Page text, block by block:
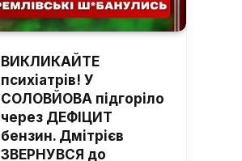
ВИКЛИКАЙТЕ
психіатрів! У
СОЛОВЙОВА підгоріло
через ДЕФІЦИТ
бензин. Дмітрієв
ЗВЕРНУВСЯ до